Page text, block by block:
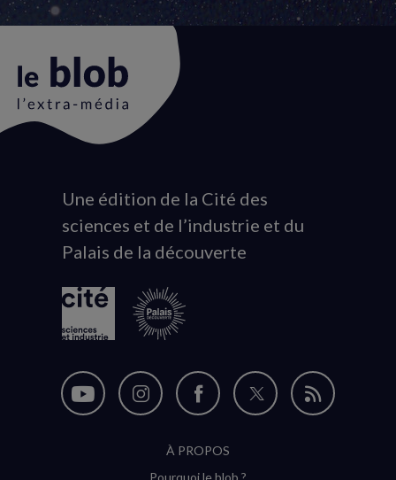
Animation
du
logo
Une édition de la Cité des
sciences et de l’industrie et du
Palais de la découverte
Nous
Nous
Nous
sur
Nous
Flux
À PROPOS